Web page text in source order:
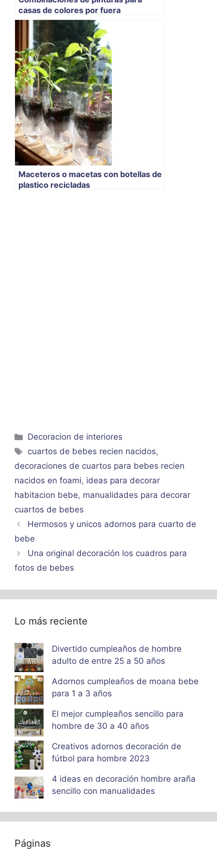
casas de colores por fuera
Maceteros o macetas con botellas de
plastico recicladas
Categorías
Decoracion de interiores
Etiquetas
cuartos de bebes recien nacidos,
decoraciones de cuartos para bebes recien
nacidos en foami, ideas para decorar
habitacion bebe, manualidades para decorar
cuartos de bebes
Hermosos y unicos adornos para cuarto de
bebe
Una original decoración los cuadros para
fotos de bebes
Lo más reciente
Divertido cumpleaños de hombre
adulto de entre 25 a 50 años
Adornos cumpleaños de moana bebe
para 1 a 3 años
El mejor cumpleaños sencillo para
hombre de 30 a 40 años
Creativos adornos decoración de
fútbol para hombre 2023
4 ideas en decoración hombre araña
sencillo con manualidades
Páginas